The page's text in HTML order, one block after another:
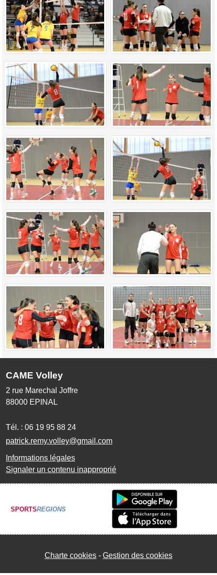
CAME Volley
2 rue Marechal Joffre
88000 EPINAL
Tél. : 06 19 95 88 24
patrick.remy.volley@gmail.com
Informations légales
Signaler un contenu inapproprié
SPORTSREGIONS
Charte cookies Gestion des cookies